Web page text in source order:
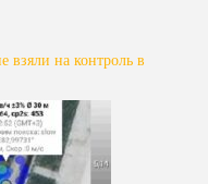
взяли на контроль в